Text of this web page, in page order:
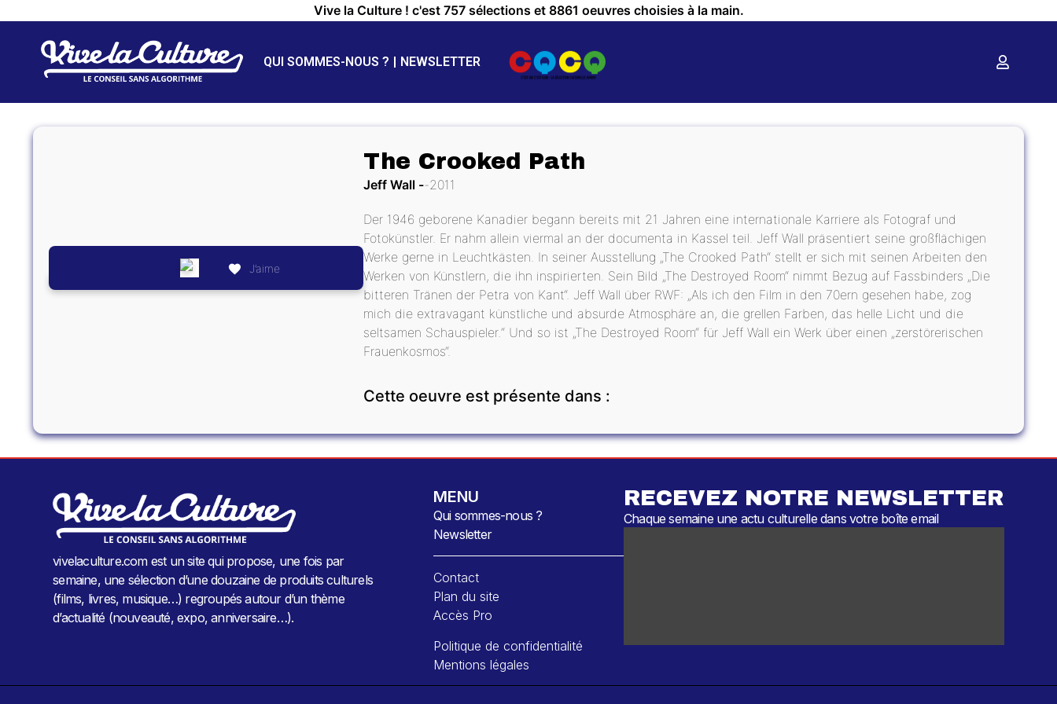
Vive la Culture ! c'est 757 sélections et 8861 oeuvres choisies à la main.
QUI SOMMES-NOUS ? NEWSLETTER
J’aime
The Crooked Path
Jeff Wall 2011
Der 1946 geborene Kanadier begann bereits mit 21 Jahren eine internationale Karriere als Fotograf und
Fotokünstler. Er nahm allein viermal an der documenta in Kassel teil. Jeff Wall präsentiert seine großflächigen
Werke gerne in Leuchtkästen. In seiner Ausstellung „The Crooked Path“ stellt er sich mit seinen Arbeiten den
Werken von Künstlern, die ihn inspirierten. Sein Bild „The Destroyed Room“ nimmt Bezug auf Fassbinders „Die
bitteren Tränen der Petra von Kant“. Jeff Wall über RWF: „Als ich den Film in den 70ern gesehen habe, zog
mich die extravagant künstliche und absurde Atmosphäre an, die grellen Farben, das helle Licht und die
seltsamen Schauspieler.“ Und so ist „The Destroyed Room“ für Jeff Wall ein Werk über einen „zerstörerischen
Frauenkosmos“.
Cette oeuvre est présente dans :
vivelaculture.com est un site qui propose, une fois par
semaine, une sélection d’une douzaine de produits culturels
(films, livres, musique…) regroupés autour d’un thème
d’actualité (nouveauté, expo, anniversaire…).
MENU
Qui sommes-nous ?
Newsletter
Contact
Plan du site
Accès Pro
Politique de confidentialité
Mentions légales
RECEVEZ NOTRE NEWSLETTER
Chaque semaine une actu culturelle dans votre boîte email